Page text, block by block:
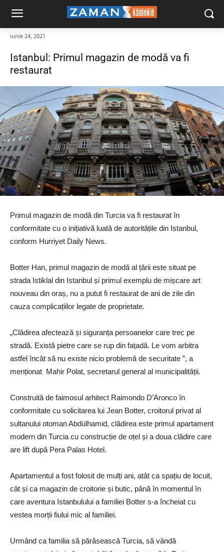
iunie 24, 2021
Istanbul: Primul magazin de modă va fi
restaurat
Primul magazin de modă din Turcia va fi restaurat în
conformitate cu o inițiativă luată de autoritățile din Istanbul,
conform Hurriyet Daily News.
Botter Han, primul magazin de modă al țării este situat pe
strada Istiklal din Istanbul și primul exemplu de mișcare art
nouveau din oraș, nu a putut fi restaurat de ani de zile din
cauza complicațiilor legate de proprietate.
„Clădirea afectează și siguranța persoanelor care trec pe
stradă. Există pietre care se rup din fațadă. Le vom arbitra
astfel încât să nu existe nicio problemă de securitate ”, a
menționat Mahir Polat, secretarul general al municipalității.
Construită de faimosul arhitect Raimondo D’Aronco în
conformitate cu solicitarea lui Jean Botter, croitorul privat al
sultanului otoman Abdülhamid, clădirea este primul apartament
modern din Turcia cu construcție de oțel și a doua clădire care
are lift după Pera Palas Hotel.
Apartamentul a fost folosit de mulți ani, atât ca spațiu de locuit,
cât și ca magazin de croitorie și butic, până în momentul în
care aventura Istanbulului a familiei Botter s-a încheiat cu
vestea morții fiului mic al familiei.
Urmând ca familia să părăsească Turcia, să vândă